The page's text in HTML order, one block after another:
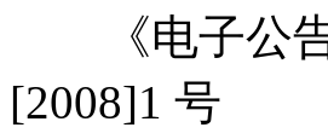
《电子公告
[2008]1 号